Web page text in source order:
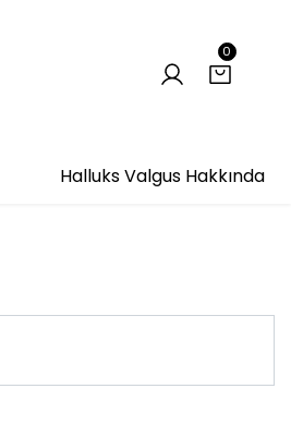
0
Halluks Valgus Hakkında